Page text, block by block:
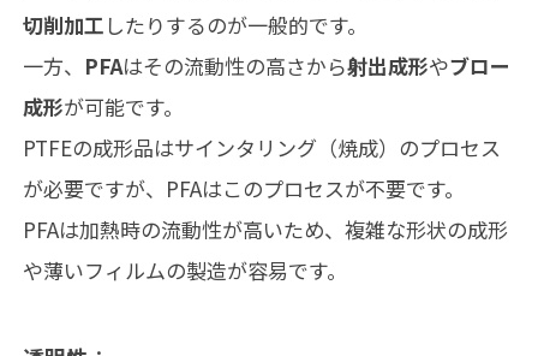
切削加工 したりするのが一般的です。
一方、 PFAはその流動性の高さから射出成形やブロー
成形が可能です。
PTFEの成形品はサインタリング（焼成）のプロセス
が必要ですが、PFAはこのプロセスが不要です。
PFAは加熱時の流動性が高いため、複雑な形状の成形
や薄いフィルムの製造が容易です。